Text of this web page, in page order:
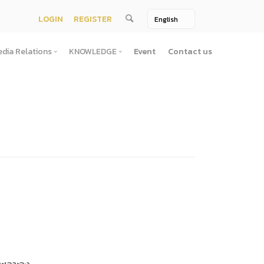
LOGIN REGISTER
ารณะ
Relations KNOWLEDGE Event Contact us